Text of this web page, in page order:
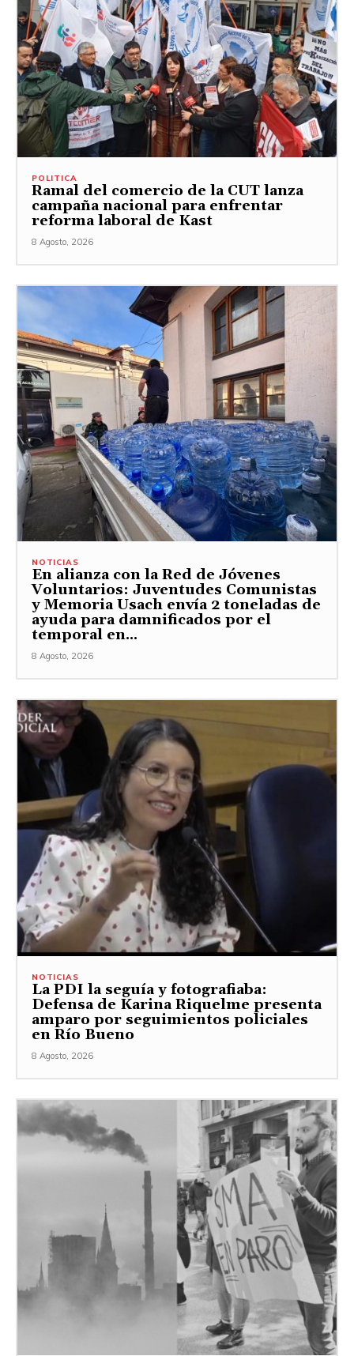
POLITICA
Ramal del comercio de la CUT lanza
campaña nacional para enfrentar
reforma laboral de Kast
8 Agosto, 2026
NOTICIAS
En alianza con la Red de Jóvenes
Voluntarios: Juventudes Comunistas
y Memoria Usach envía 2 toneladas de
ayuda para damnificados por el
temporal en...
8 Agosto, 2026
NOTICIAS
La PDI la seguía y fotografiaba:
Defensa de Karina Riquelme presenta
amparo por seguimientos policiales
en Río Bueno
8 Agosto, 2026